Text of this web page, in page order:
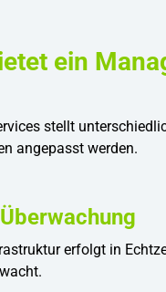
ein
stellt
angepasst werden.
erfolgt in